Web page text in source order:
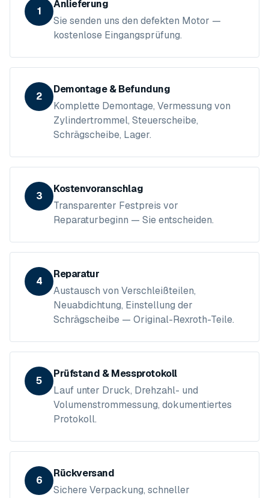
1
Anlieferung
Sie senden uns den defekten Motor —
kostenlose Eingangsprüfung.
2
Demontage & Befundung
Komplette Demontage, Vermessung von
Zylindertrommel, Steuerscheibe,
Schrägscheibe, Lager.
3
Kostenvoranschlag
Transparenter Festpreis vor
Reparaturbeginn — Sie entscheiden.
4
Reparatur
Austausch von Verschleißteilen,
Neuabdichtung, Einstellung der
Schrägscheibe — Original-Rexroth-Teile.
5
Prüfstand & Messprotokoll
Lauf unter Druck, Drehzahl- und
Volumenstrommessung, dokumentiertes
Protokoll.
6
Rückversand
Sichere Verpackung, schneller